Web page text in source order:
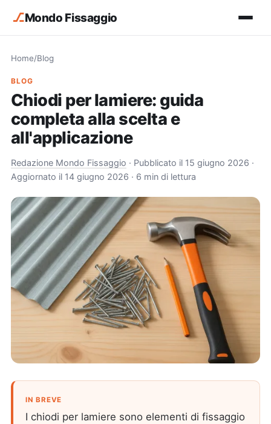
⎇Mondo Fissaggio
Home/Blog
BLOG
Chiodi per lamiere: guida
completa alla scelta e
all'applicazione
Redazione Mondo Fissaggio · Pubblicato il 15 giugno 2026 ·
Aggiornato il 14 giugno 2026 · 6 min di lettura
IN BREVE
I chiodi per lamiere sono elementi di fissaggio